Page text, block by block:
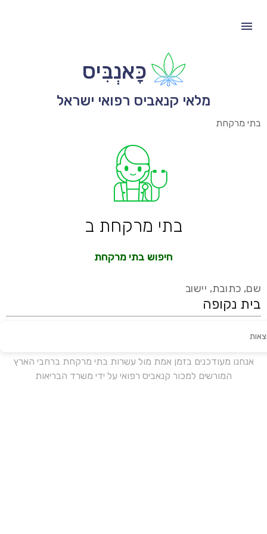
כָּאנְבִּיס
מלאי קנאביס רפואי ישראל
בתי מרקחת
בתי מרקחת ב
חיפוש בתי מרקחת
שם, כתובת, יישוב
אנחנו מעודכנים בזמן אמת מול עשרות בתי מרקחת ברחבי הארץ
המורשים למכור קנאביס רפואי על ידי משרד הבריאות